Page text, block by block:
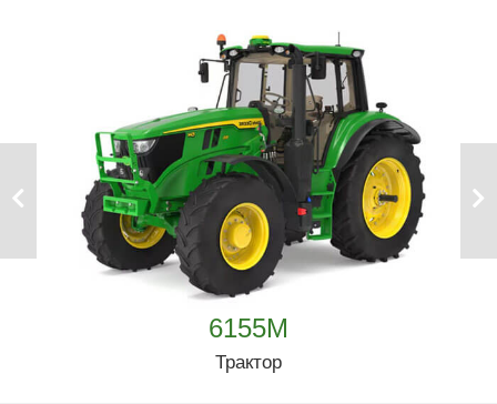
6155M
Трактор
Previous Next